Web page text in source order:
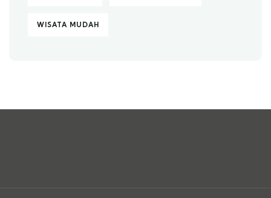
WISATA MUDAH